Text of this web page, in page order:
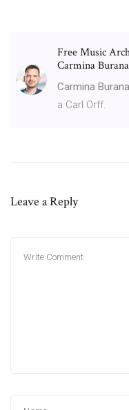
Free Music
Carmina Burana
Carmina Burana
a Carl Orff.
Leave a Reply